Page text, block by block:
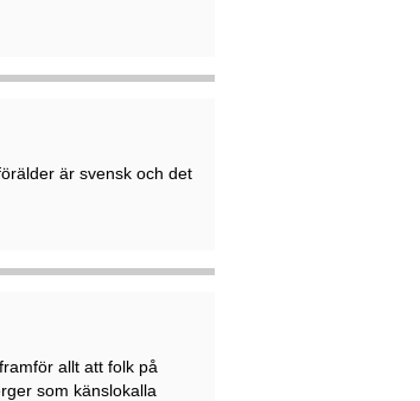
är svensk och det
allt att folk på
som känslokalla